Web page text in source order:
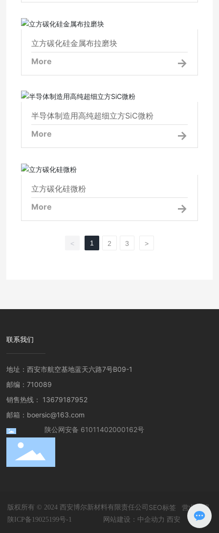
立方碳化硅金属布拉磨块
立方碳化硅金属布拉磨块
More
半导体制造用高纯超细立方SiC微粉
半导体制造用高纯超细立方SiC微粉
More
立方碳化硅微粉
More
< 1 2 3 >
联系我们
地址：西安市航空基地蓝天六路7号B09-1
邮编：710089
销售热线： 13679187952
邮箱： boersic@163.com
陕公网安备 61011402000162号
版权所有 © 2024 西安博尔新材料有限责任公司 SEO标签 营业执照
陕ICP备19025199号-1 网站建设：中企动力 西安